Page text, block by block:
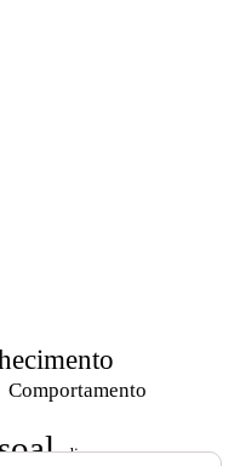
Comportamento
dicas